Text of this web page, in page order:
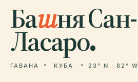
Башня Сан-
Ласаро.
ГАВАНА КУБА 23° N · 82° W